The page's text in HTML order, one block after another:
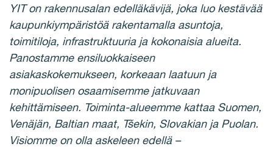
YIT on rakennusalan edelläkävijä, joka luo kestävää
kaupunkiympäristöä rakentamalla asuntoja,
toimitiloja, infrastruktuuria ja kokonaisia alueita.
Panostamme ensiluokkaiseen
asiakaskokemukseen, korkeaan laatuun ja
monipuolisen osaamisemme jatkuvaan
kehittämiseen. Toiminta-alueemme kattaa Suomen,
Venäjän, Baltian maat, Tšekin, Slovakian ja Puolan.
Visiomme on olla askeleen edellä –